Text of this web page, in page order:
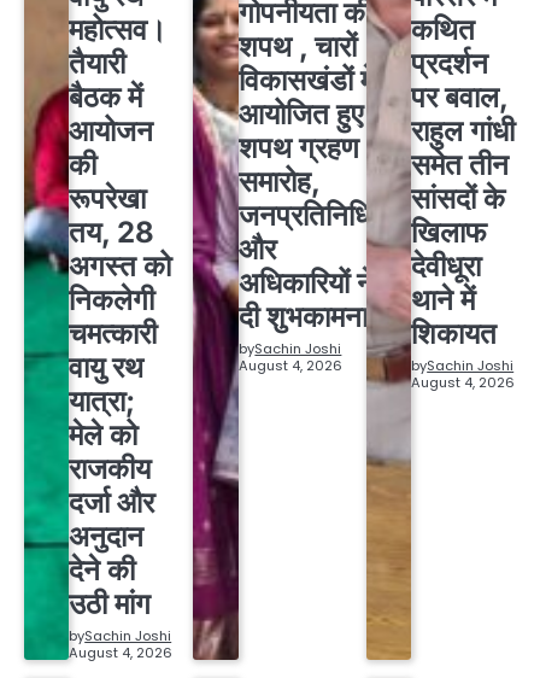
महोत्सव।
तैयारी
बैठक में
आयोजन
की
रूपरेखा
तय, 28
अगस्त को
निकलेगी
चमत्कारी
वायु रथ
यात्रा;
मेले को
राजकीय
दर्जा और
अनुदान
देने की
उठी मांग
bySachin Joshi
August 4, 2026
गोपनीयता की
शपथ , चारों
विकासखंडों में
आयोजित हुए
शपथ ग्रहण
समारोह,
जनप्रतिनिधियों
और
अधिकारियों ने
दी शुभकामनाएं
bySachin Joshi
August 4, 2026
कथित
प्रदर्शन
पर बवाल,
राहुल गांधी
समेत तीन
सांसदों के
खिलाफ
देवीधूरा
थाने में
शिकायत
bySachin Joshi
August 4, 2026